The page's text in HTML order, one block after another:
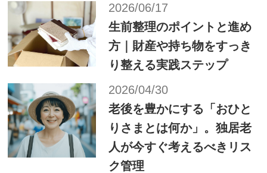
2026/06/17
生前整理のポイントと進め
方｜財産や持ち物をすっき
り整える実践ステップ
2026/04/30
老後を豊かにする「おひと
りさまとは何か」。独居老
人が今すぐ考えるべきリス
ク管理